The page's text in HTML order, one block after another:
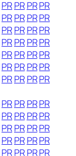
PRPR PRPR
PRPR PRPR
PRPR PRPR
PRPR PRPR
PRPR PRPR
PRPR PRPR
PRPR PRPR
PRPR PRPR
PRPR PRPR
PRPR PRPR
PRPR PRPR
PRPR PRPR